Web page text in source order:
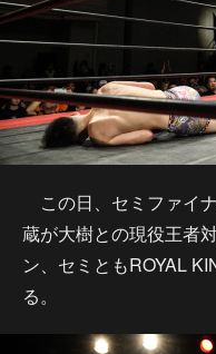
この日、セミファイ
蔵が大樹との現役王者
ン、セミともROYAL
る。